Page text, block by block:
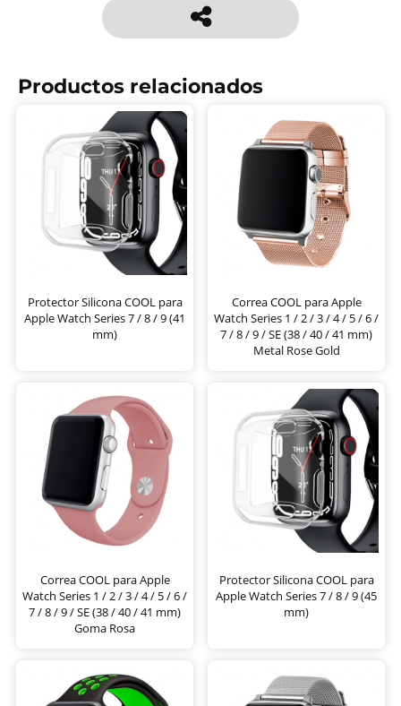
Productos relacionados
Protector Silicona COOL para
Apple Watch Series 7 / 8 / 9 (41
mm)
Correa COOL para Apple
Watch Series 1 / 2 / 3 / 4 / 5 / 6 /
7 / 8 / 9 / SE (38 / 40 / 41 mm)
Metal Rose Gold
Correa COOL para Apple
Watch Series 1 / 2 / 3 / 4 / 5 / 6 /
7 / 8 / 9 / SE (38 / 40 / 41 mm)
Goma Rosa
Protector Silicona COOL para
Apple Watch Series 7 / 8 / 9 (45
mm)